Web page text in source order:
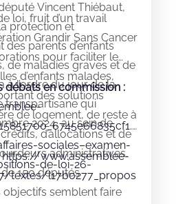
Vincent Thiébaut,
protection et
des parents d’enfants
de maladies graves et de
à l’ordre du jour de la
transpartisane qui
2024, au sein de
loi, fruit d’un travail
Grandir Sans Cancer
pour faciliter le
d’enfants malades,
des solutions
de logement, de reste à
d’allocations et de
administratives.
150 députés
objectifs semblent faire
débats en commission :
sociales–examen-
de-loi-26-
https://www.assemblee-
textes/l17b0277_propos